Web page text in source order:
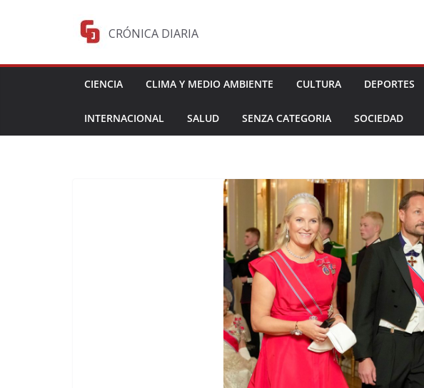
CRÓNICA DIARIA
CIENCIA CLIMA Y MEDIO AMBIENTE CULTURA DEPORTES
INTERNACIONAL SALUD SENZA CATEGORIA SOCIEDAD